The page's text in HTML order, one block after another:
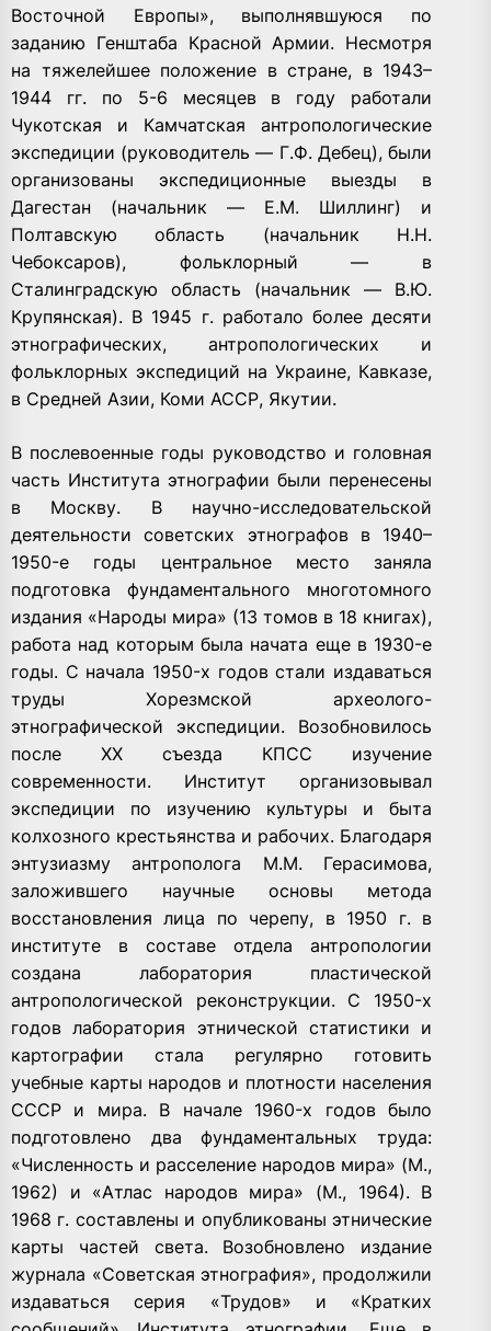
Восточной Европы», выполнявшуюся по
заданию Генштаба Красной Армии. Несмотря
на тяжелейшее положение в стране, в 1943–
1944 гг. по 5-6 месяцев в году работали
Чукотская и Камчатская антропологические
экспедиции (руководитель — Г.Ф. Дебец), были
организованы экспедиционные выезды в
Дагестан (начальник — Е.М. Шиллинг) и
Полтавскую область (начальник Н.Н.
Чебоксаров), фольклорный — в
Сталинградскую область (начальник — В.Ю.
Крупянская). В 1945 г. работало более десяти
этнографических, антропологических и
фольклорных экспедиций на Украине, Кавказе,
в Средней Азии, Коми АССР, Якутии.
В послевоенные годы руководство и головная
часть Института этнографии были перенесены
в Москву. В научно-исследовательской
деятельности советских этнографов в 1940–
1950-е годы центральное место заняла
подготовка фундаментального многотомного
издания «Народы мира» (13 томов в 18 книгах),
работа над которым была начата еще в 1930-е
годы. С начала 1950-х годов стали издаваться
труды Хорезмской археолого-
этнографической экспедиции. Возобновилось
после ХХ съезда КПСС изучение
современности. Институт организовывал
экспедиции по изучению культуры и быта
колхозного крестьянства и рабочих. Благодаря
энтузиазму антрополога М.М. Герасимова,
заложившего научные основы метода
восстановления лица по черепу, в 1950 г. в
институте в составе отдела антропологии
создана лаборатория пластической
антропологической реконструкции. С 1950-х
годов лаборатория этнической статистики и
картографии стала регулярно готовить
учебные карты народов и плотности населения
СССР и мира. В начале 1960-х годов было
подготовлено два фундаментальных труда:
«Численность и расселение народов мира» (М.,
1962) и «Атлас народов мира» (М., 1964). В
1968 г. составлены и опубликованы этнические
карты частей света. Возобновлено издание
журнала «Советская этнография», продолжили
издаваться серия «Трудов» и «Кратких